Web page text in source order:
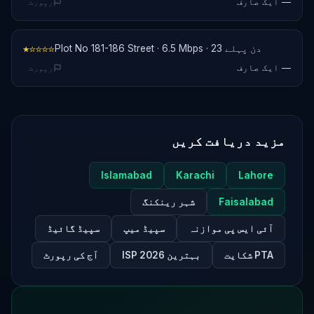
رپورٹ
★☆☆☆☆ Plot No 181-186 Street · 6.5 Mbps · 23 دن پہلے
— ایک صارف رپورٹ
مزید دریافت کریں
Lahore
Karachi
Islamabad
Faisalabad شہر رینکنگ
آئی ایس پی موازنہ سپیڈ میپ سپیڈ گائیڈ
PTA شکایت بہترین ISP 2026 آج کی رپورٹ